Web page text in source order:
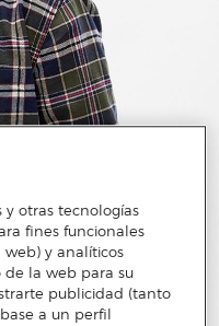
y otras tecnologías
fines funcionales
y analíticos
de la web para su
publicidad (tanto
a un perfil